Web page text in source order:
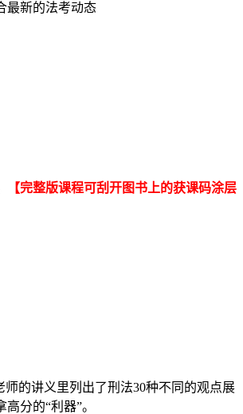
最新的法考动态
【完整版课程可刮开图书上的获课码涂层
的讲义里列出了刑法30种不同的观点展
分的“利器”。